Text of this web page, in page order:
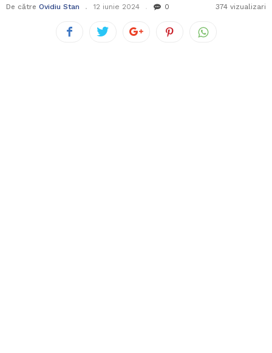
De către Ovidiu Stan 12 iunie 2024 0 374 vizualizari